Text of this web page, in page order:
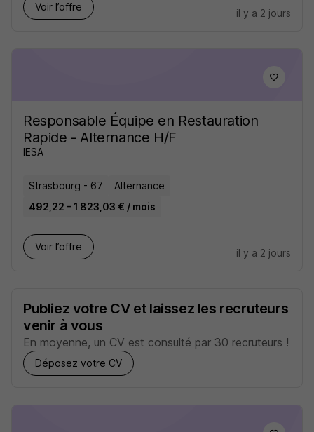
Voir l’offre
il y a 2 jours
Responsable Équipe en Restauration
Rapide - Alternance H/F
IESA
Strasbourg - 67
Alternance
492,22 - 1 823,03 € / mois
Voir l’offre
il y a 2 jours
Publiez votre CV et laissez les recruteurs
venir à vous
En moyenne, un CV est consulté par 30 recruteurs !
Déposez votre CV